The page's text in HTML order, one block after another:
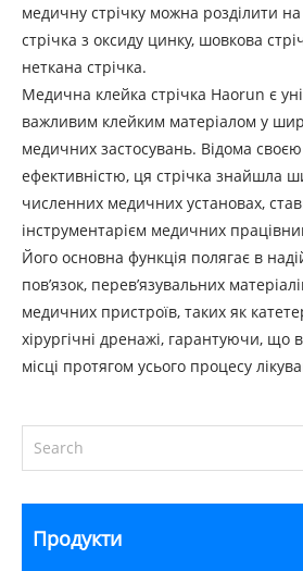
медичну стрічку можна розділити на
стрічка з оксиду цинку, шовкова
неткана стрічка.
Медична клейка стрічка Haorun є
важливим клейким матеріалом у
медичних застосувань. Відома
ефективністю, ця стрічка знайшла
численних медичних установах,
інструментарієм медичних
Його основна функція полягає в
пов’язок, перев’язувальних
медичних пристроїв, таких як
хірургічні дренажі, гарантуючи,
місці протягом усього процесу
Продукти